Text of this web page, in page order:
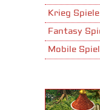
Krieg Spiele
Fantasy
Mobile
Download